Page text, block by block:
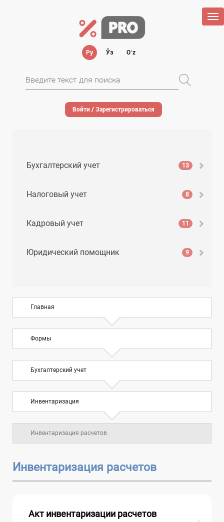
Ру Ўз Oʻz
Войти / Зарегистрироваться
Бухгалтерский учет 13
Налоговый учет 8
Кадровый учет 11
Юридический помощник 9
Главная
Формы
Бухгалтерский учет
Инвентаризация
Инвентаризация расчетов
Инвентаризация расчетов
Акт инвентаризации расчетов